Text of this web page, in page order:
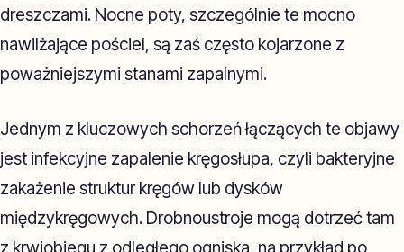
dreszczami. Nocne poty, szczególnie te mocno
nawilżające pościel, są zaś często kojarzone z
poważniejszymi stanami zapalnymi.
Jednym z kluczowych schorzeń łączących te objawy
jest infekcyjne zapalenie kręgosłupa, czyli bakteryjne
zakażenie struktur kręgów lub dysków
międzykręgowych. Drobnoustroje mogą dotrzeć tam